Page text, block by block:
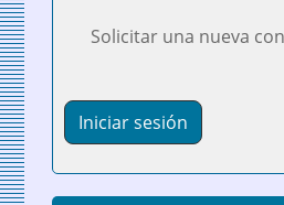
Solicitar una nueva